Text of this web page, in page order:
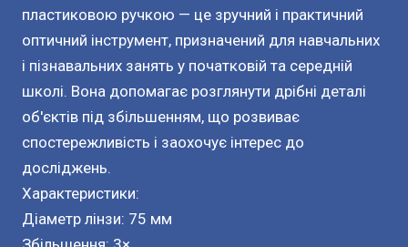
пластиковою ручкою — це зручний і практичний
оптичний інструмент, призначений для навчальних
і пізнавальних занять у початковій та середній
школі. Вона допомагає розглянути дрібні деталі
об'єктів під збільшенням, що розвиває
спостережливість і заохочує інтерес до
досліджень.
Характеристики:
Діаметр лінзи: 75 мм